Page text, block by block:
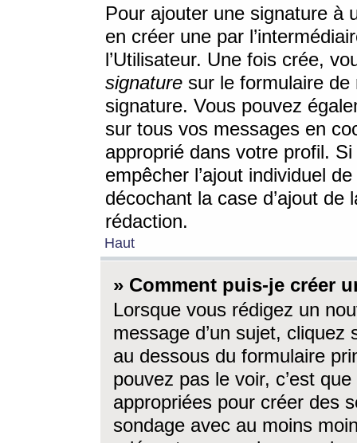
Pour ajouter une signature à
en créer une par
l’Utilisateur. Une fois crée,
signature sur le formulaire de
signature. Vous pouvez
sur tous vos messages en
approprié dans votre profil.
empêcher l’ajout individuel
décochant la case d’ajout
rédaction.
Haut
» Comment puis-je créer
Lorsque vous rédigez un
message d’un sujet, cliquez
au dessous du formulaire
pouvez pas le voir, c’est
appropriées pour créer des
sondage avec au moins